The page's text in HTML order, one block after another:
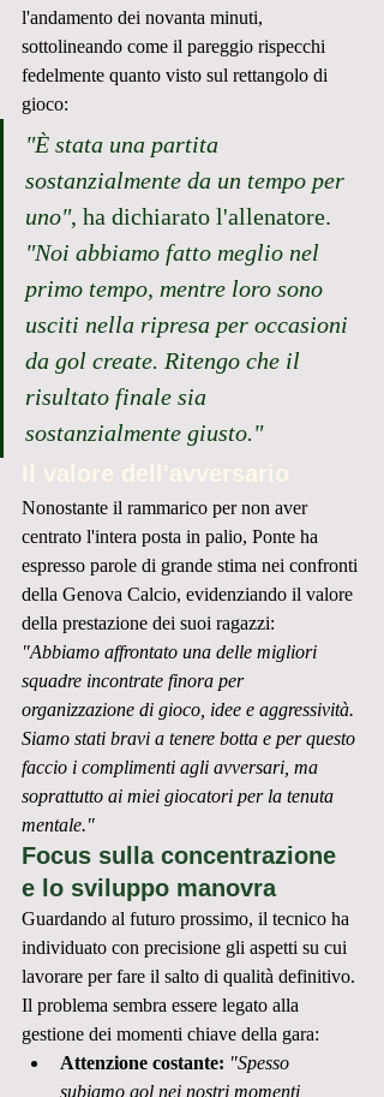
l'andamento dei novanta minuti,
sottolineando come il pareggio rispecchi
fedelmente quanto visto sul rettangolo di
gioco:
"È stata una partita
sostanzialmente da un tempo per
uno", ha dichiarato l'allenatore.
"Noi abbiamo fatto meglio nel
primo tempo, mentre loro sono
usciti nella ripresa per occasioni
da gol create. Ritengo che il
risultato finale sia
sostanzialmente giusto."
Nonostante il rammarico per non aver
centrato l'intera posta in palio, Ponte ha
espresso parole di grande stima nei confronti
della Genova Calcio, evidenziando il valore
della prestazione dei suoi ragazzi:
"Abbiamo affrontato una delle migliori
squadre incontrate finora per
organizzazione di gioco, idee e aggressività.
Siamo stati bravi a tenere botta e per questo
faccio i complimenti agli avversari, ma
soprattutto ai miei giocatori per la tenuta
mentale."
Focus sulla concentrazione
e lo sviluppo manovra
Guardando al futuro prossimo, il tecnico ha
individuato con precisione gli aspetti su cui
lavorare per fare il salto di qualità definitivo.
Il problema sembra essere legato alla
gestione dei momenti chiave della gara:
Attenzione costante: "Spesso
subiamo gol nei nostri momenti